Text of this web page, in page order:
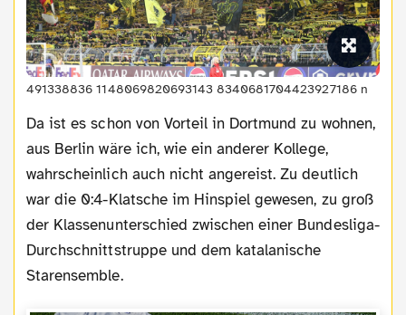
491338836 1148069820693143 8340681704423927186 n
Da ist es schon von Vorteil in Dortmund zu wohnen,
aus Berlin wäre ich, wie ein anderer Kollege,
wahrscheinlich auch nicht angereist. Zu deutlich
war die 0:4-Klatsche im Hinspiel gewesen, zu groß
der Klassenunterschied zwischen einer Bundesliga-
Durchschnittstruppe und dem katalanische
Starensemble.